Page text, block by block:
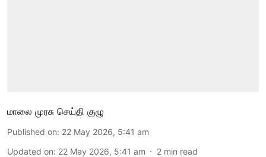
மாலை முரசு செய்தி குழு
Published on: 22 May 2026, 5:41 am
Updated on: 22 May 2026, 5:41 am 2 min read